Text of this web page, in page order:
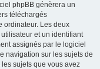
phpBB génèrera un
téléchargés
ordinateur. Les deux
et un identifiant
assignés par le logiciel
navigation sur les sujets de
sujets que vous avez